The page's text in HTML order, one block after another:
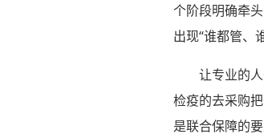
个阶段明确牵
出现“谁都管、
让专业的
检疫的去采购
是联合保障的